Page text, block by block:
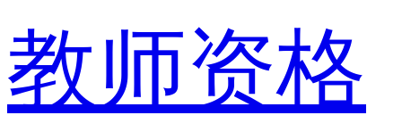
教师资格